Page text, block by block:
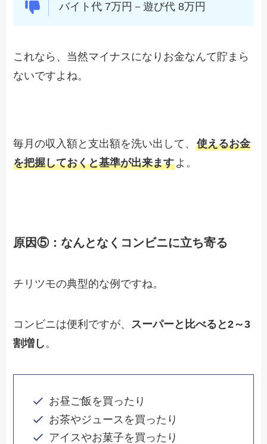
バイト代 7万円－遊び代 8万円
これなら、当然マイナスになりお金なんて貯まら
ないですよね。
毎月の収入額と支出額を洗い出して、使えるお金
を把握しておくと基準が出来ますよ。
原因⑤：なんとなくコンビニに立ち寄る
チリツモの典型的な例ですね。
コンビニは便利ですが、 スーパーと比べると2～3
割増し 。
お昼ご飯を買ったり
お茶やジュースを買ったり
アイスやお菓子を買ったり